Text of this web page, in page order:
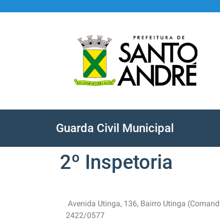
Guarda Civil Municipal
2º Inspetoria
Avenida Utinga, 136, Bairro Utinga
2422/0577